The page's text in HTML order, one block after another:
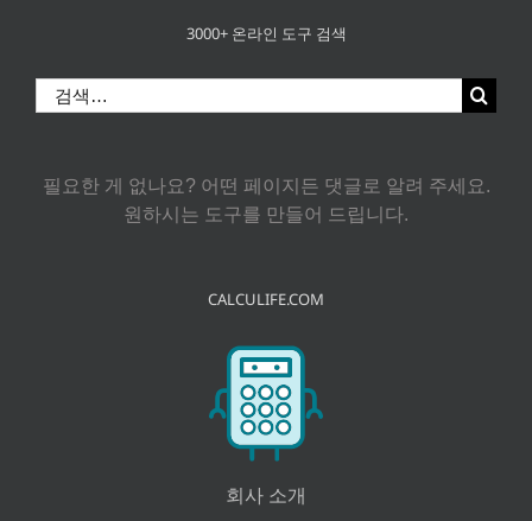
3000+ 온라인 도구 검색
색:
필요한 게 없나요? 어떤 페이지든 댓글로 알려 주세요.
원하시는 도구를 만들어 드립니다.
CALCULIFE.COM
회사 소개